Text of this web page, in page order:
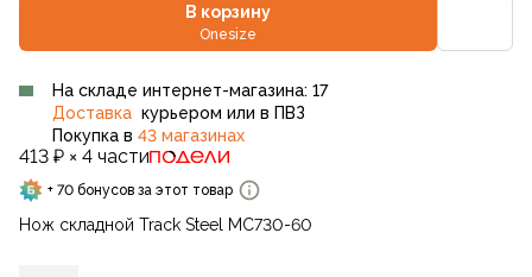
В корзину
Onesize
На складе интернет-магазина: 17
Доставка курьером или в ПВЗ
Покупка в 43 магазинах
413 ₽ × 4 части
+ 70 бонусов за этот товар
Нож складной Track Steel MC730-60